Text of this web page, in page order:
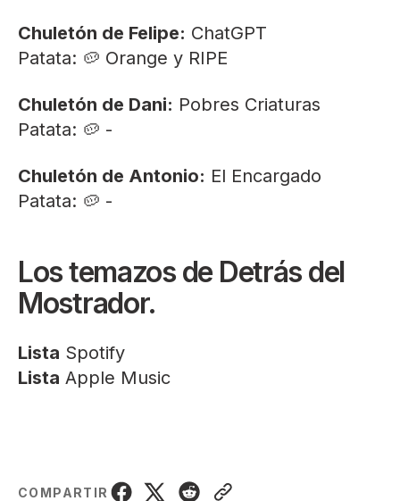
Chuletón de Felipe: ChatGPT
Patata: 🥔 Orange y RIPE
Chuletón de Dani: Pobres Criaturas
Patata: 🥔 -
Chuletón de Antonio: El Encargado
Patata: 🥔 -
Los temazos de Detrás del
Mostrador.
Lista Spotify
Lista Apple Music
COMPARTIR